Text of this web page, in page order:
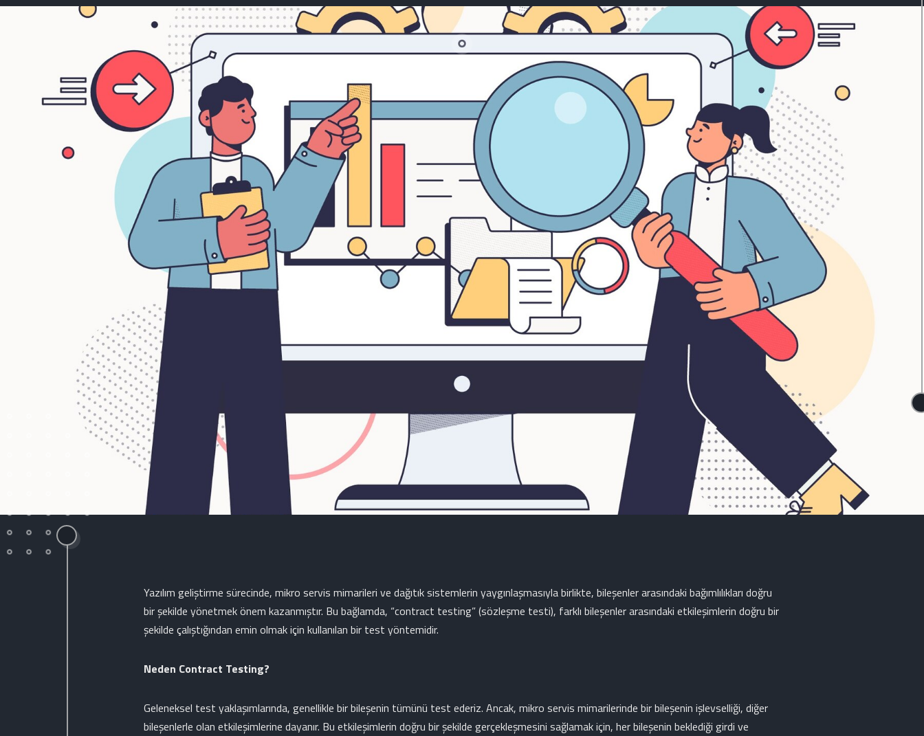
Yazılım geliştirme sürecinde, mikro servis mimarileri ve dağıtık sistemlerin yaygınlaşmasıyla birlikte, bileşenler arasındaki bağımlılıkları doğru
bir şekilde yönetmek önem kazanmıştır. Bu bağlamda, “contract testing” (sözleşme testi), farklı bileşenler arasındaki etkileşimlerin doğru bir
şekilde çalıştığından emin olmak için kullanılan bir test yöntemidir.
Neden Contract Testing?
Geleneksel test yaklaşımlarında, genellikle bir bileşenin tümünü test ederiz. Ancak, mikro servis mimarilerinde bir bileşenin işlevselliği, diğer
bileşenlerle olan etkileşimlerine dayanır. Bu etkileşimlerin doğru bir şekilde gerçekleşmesini sağlamak için, her bileşenin beklediği girdi ve